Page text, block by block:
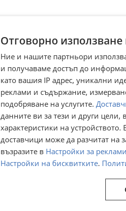
Продава ПАРЦЕЛ,
гр. Пазарджик,
Устрем
гр. Пазарджик, Устрем
05 август
гр.
Устрем
гр.
05 август
140
274
Отговорно
Ние и нашите партньори
и получаваме достъп до
като вашия IP адрес, уникални
реклами и съдържание,
подобряване на услугите.
данните ви за тези и други
характеристики на
доставчици може да разчитат на
възразите в Настройки за
Настройки на бисквитките.